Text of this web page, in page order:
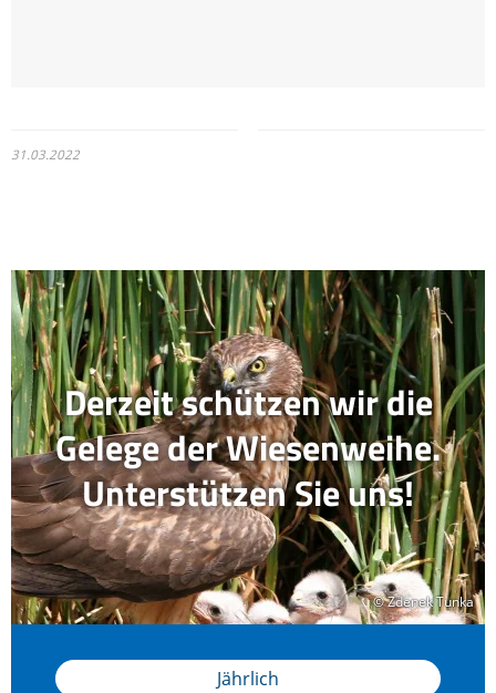
31.03.2022
© Zdenek Tunka
© Zdenek Tunka
Derzeit schützen wir die
Gelege der Wiesenweihe.
Unterstützen Sie uns!
Jährlich